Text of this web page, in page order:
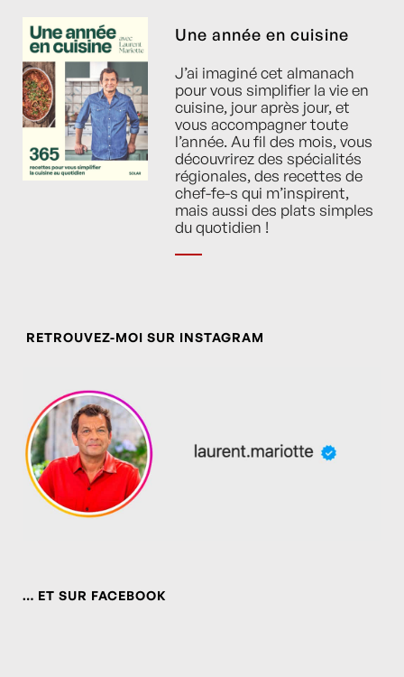
Une année en cuisine
J’ai imaginé cet almanach
pour vous simplifier la vie en
cuisine, jour après jour, et
vous accompagner toute
l’année. Au fil des mois, vous
découvrirez des spécialités
régionales, des recettes de
chef-fe-s qui m’inspirent,
mais aussi des plats simples
du quotidien !
RETROUVEZ-MOI SUR INSTAGRAM
… ET SUR FACEBOOK